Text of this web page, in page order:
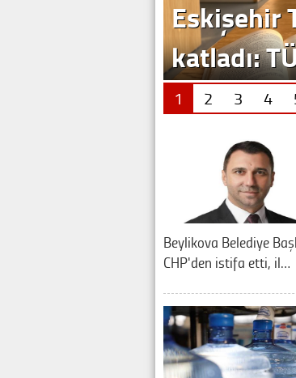
Eskişehir
katladı:
1 2 3 4
Beylikova Belediye
CHP'den istifa etti, il…